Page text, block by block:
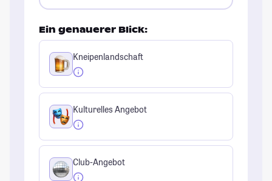
Ein genauerer Blick:
Kneipenlandschaft
Kulturelles Angebot
Club-Angebot